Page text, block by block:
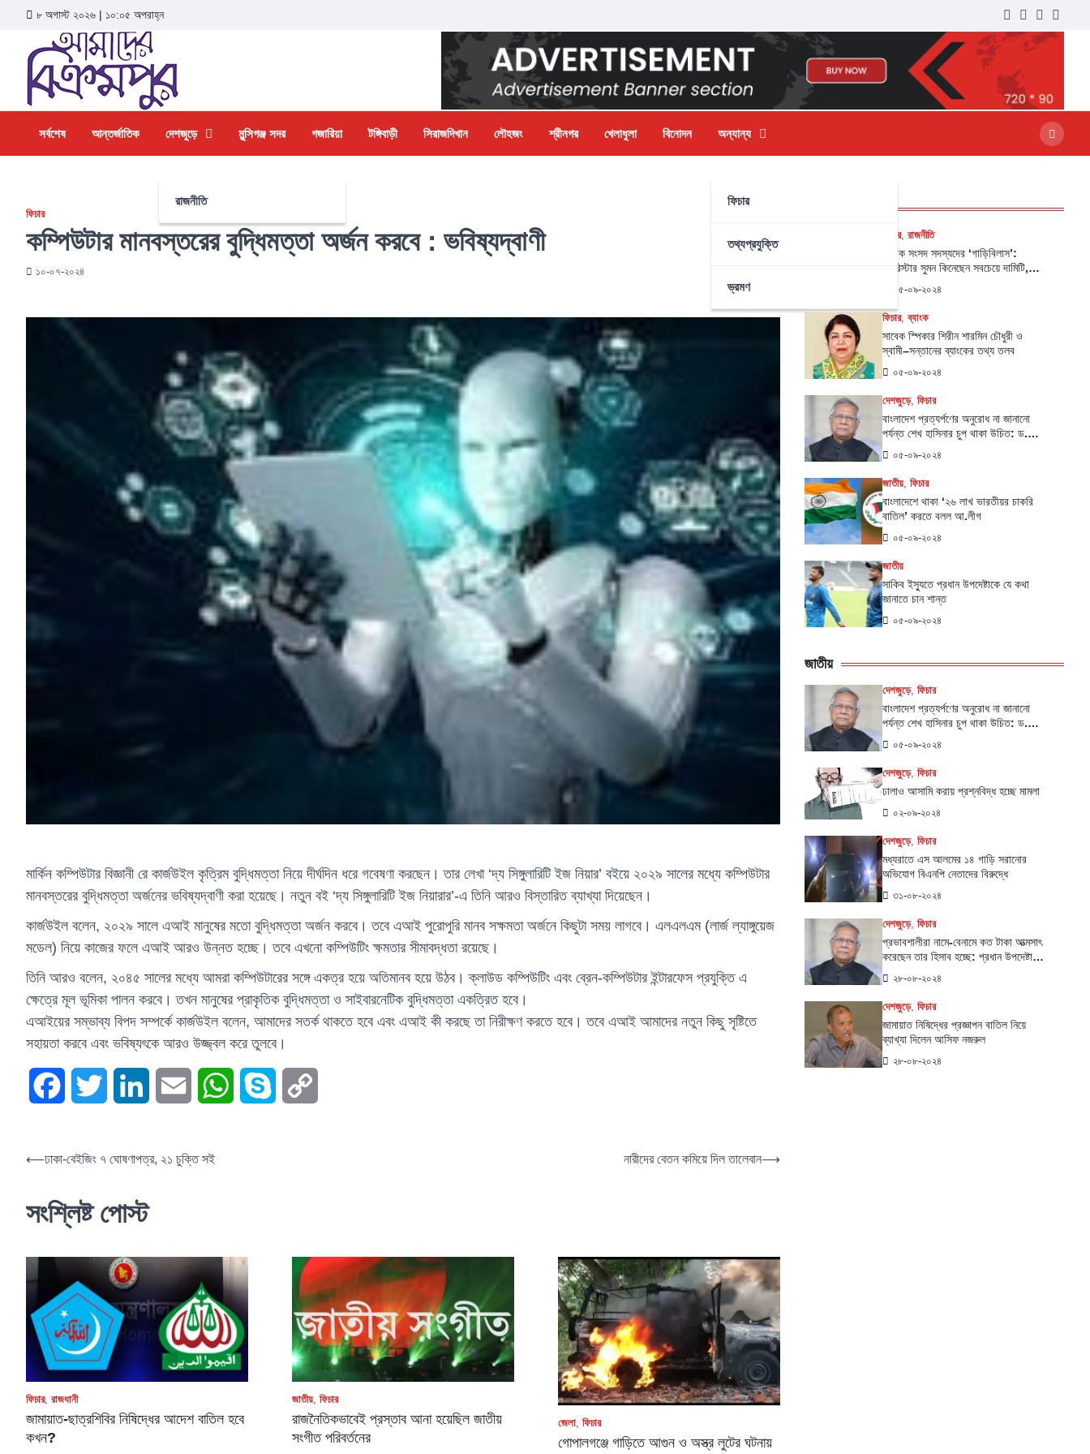
৮ অগাস্ট ২০২৬ | ১০:০৫ অপরাহ্ন
সর্বশেষ আন্তর্জাতিক দেশজুড়ে
রাজনীতি
মুন্সিগঞ্জ সদর গজারিয়া টঙ্গিবাড়ী সিরাজদিখান লৌহজং শ্রীনগর খেলাধুলা বিনোদন অন্যান্য
ফিচার
তথ্যপ্রযুক্তি
ভ্রমণ
ফিচার
কম্পিউটার মানবস্তরের বুদ্ধিমত্তা অর্জন করবে : ভবিষ্যদ্বাণী
১০-০৭-২০২৪
মার্কিন কম্পিউটার বিজ্ঞানী রে কার্জউইল কৃত্রিম বুদ্ধিমত্তা নিয়ে দীর্ঘদিন ধরে গবেষণা করছেন। তার লেখা ‘দ্য সিঙ্গুলারিটি ইজ নিয়ার’ বইয়ে ২০২৯ সালের মধ্যে কম্পিউটার
মানবস্তরের বুদ্ধিমত্তা অর্জনের ভবিষ্যদ্বাণী করা হয়েছে। নতুন বই ‘দ্য সিঙ্গুলারিটি ইজ নিয়ারার’-এ তিনি আরও বিস্তারিত ব্যাখ্যা দিয়েছেন।
কার্জউইল বলেন, ২০২৯ সালে এআই মানুষের মতো বুদ্ধিমত্তা অর্জন করবে। তবে এআই পুরোপুরি মানব সক্ষমতা অর্জনে কিছুটা সময় লাগবে। এলএলএম (লার্জ ল্যাঙ্গুয়েজ
মডেল) নিয়ে কাজের ফলে এআই আরও উন্নত হচ্ছে। তবে এখনো কম্পিউটিং ক্ষমতার সীমাবদ্ধতা রয়েছে।
তিনি আরও বলেন, ২০৪৫ সালের মধ্যে আমরা কম্পিউটারের সঙ্গে একত্র হয়ে অতিমানব হয়ে উঠব। ক্লাউড কম্পিউটিং এবং ব্রেন-কম্পিউটার ইন্টারফেস প্রযুক্তি এ
ক্ষেত্রে মূল ভূমিকা পালন করবে। তখন মানুষের প্রাকৃতিক বুদ্ধিমত্তা ও সাইবারনেটিক বুদ্ধিমত্তা একত্রিত হবে।
এআইয়ের সম্ভাব্য বিপদ সম্পর্কে কার্জউইল বলেন, আমাদের সতর্ক থাকতে হবে এবং এআই কী করছে তা নিরীক্ষণ করতে হবে। তবে এআই আমাদের নতুন কিছু সৃষ্টিতে
সহায়তা করবে এবং ভবিষ্যৎকে আরও উজ্জ্বল করে তুলবে।
FacebookTwitter LinkedIn Email WhatsAppSkype
⟵ঢাকা-বেইজিং ৭ ঘোষণাপত্র, ২১ চুক্তি সই নারীদের বেতন কমিয়ে দিল তালেবান⟶
সংশ্লিষ্ট পোস্ট
ফিচার, রাজধানী
জামায়াত-ছাত্রশিবির নিষিদ্ধের আদেশ বাতিল হবে
কখন?
জাতীয়, ফিচার
রাজনৈতিকভাবেই প্রস্তাব আনা হয়েছিল জাতীয়
সংগীত পরিবর্তনের
জেলা ফিচার
গোপালগঞ্জে গাড়িতে আগুন ও অস্ত্র লুটের ঘটনায়
ফিচার, রাজনীতি
সাবেক সংসদ সদস্যদের ‘গাড়িবিলাস’:
ব্যারিস্টার সুমন কিনেছেন সবচেয়ে দামিটি,
০৫-০৯-২০২৪
ফিচার,ব্যাংক
সাবেক স্পিকার শিরীন শারমিন চৌধুরী ও
স্বামী–সন্তানের ব্যাংকের তথ্য তলব
০৫-০৯-২০২৪
দেশজুড়ে, ফিচার
বাংলাদেশ প্রত্যর্পণের অনুরোধ না জানানো
পর্যন্ত শেখ হাসিনার চুপ থাকা উচিত: ড.
০৫-০৯-২০২৪
জাতীয়, ফিচার
বাংলাদেশে থাকা ‌‘২৬ লাখ ভারতীয়র চাকরি
বাতিল’ করতে বলল আ.লীগ
০৫-০৯-২০২৪
জাতীয়
সাকিব ইস্যুতে প্রধান উপদেষ্টাকে যে কথা
জানাতে চান শান্ত
০৫-০৯-২০২৪
জাতীয়
দেশজুড়ে, ফিচার
বাংলাদেশ প্রত্যর্পণের অনুরোধ না জানানো
পর্যন্ত শেখ হাসিনার চুপ থাকা উচিত: ড.
০৫-০৯-২০২৪
দেশজুড়ে, ফিচার
ঢালাও আসামি করায় প্রশ্নবিদ্ধ হচ্ছে মামলা
০২-০৯-২০২৪
দেশজুড়ে, ফিচার
মধ্যরাতে এস আলমের ১৪ গাড়ি সরানোর
অভিযোগ বিএনপি নেতাদের বিরুদ্ধে
৩১-০৮-২০২৪
দেশজুড়ে, ফিচার
প্রভাবশালীরা নামে-বেনামে কত টাকা আত্মসাৎ
করেছেন তার হিসাব হচ্ছে: প্রধান উপদেষ্টার
২৮-০৮-২০২৪
দেশজুড়ে, ফিচার
জামায়াত নিষিদ্ধের প্রজ্ঞাপন বাতিল নিয়ে
ব্যাখ্যা দিলেন আসিফ নজরুল
২৮-০৮-২০২৪